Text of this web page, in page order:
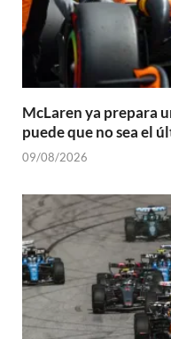
McLaren ya prepara
puede que no sea el
09/08/2026